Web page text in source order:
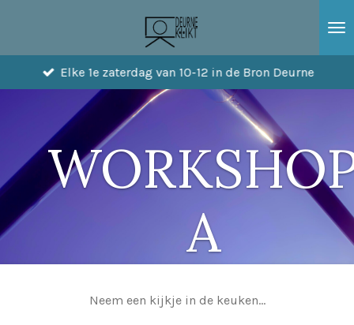
hoofdinhoud
Elke 1e zaterdag van 10-12 in de Bron Deurne
A
Neem een kijkje in de keuken...